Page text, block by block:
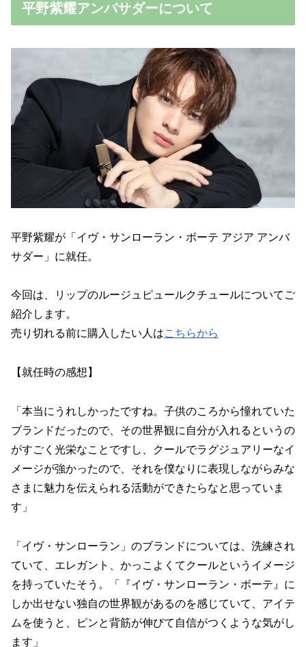
平野紫耀アンバサダーについて
平野紫耀が「イヴ・サンローラン・ボーテ アジア アンバ
サダー」に就任。
今回は、リップのルージュピュールクチュールについてご
紹介します。
売り切れる前に購入したい人はこちらから
【就任時の感想】
「本当にうれしかったですね。子供のころから憧れていた
ブランドだったので、その世界観に自分が入れるというの
がすごく光栄なことですし、クールでラグジュアリーなイ
メージが強かったので、それを僕なりに表現しながらみな
さまに魅力を伝えられる活動ができたらなと思っていま
す」
「イヴ・サンローラン」のブランドについては、洗練され
ていて、エレガント、かっこよくてクールというイメージ
を持っていたそう。「『イヴ・サンローラン・ボーテ』に
しか出せない独自の世界観があるのを感じていて、アイテ
ムを使うと、ピンと背筋が伸びて自信がつくような気がし
ます」